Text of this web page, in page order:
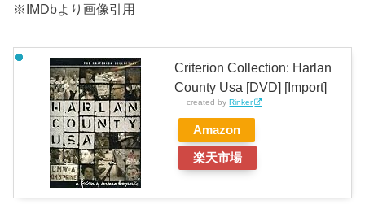
※IMDbより画像引用
Criterion Collection: Harlan
County Usa [DVD] [Import]
created byRinker
Amazon
楽天市場